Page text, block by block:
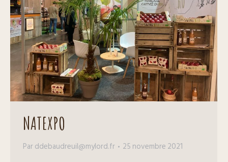
NATEXPO
Parddebaudreuil@mylord.fr 25 novembre 2021